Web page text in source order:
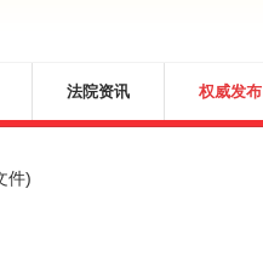
法院资讯 权威发布
件)